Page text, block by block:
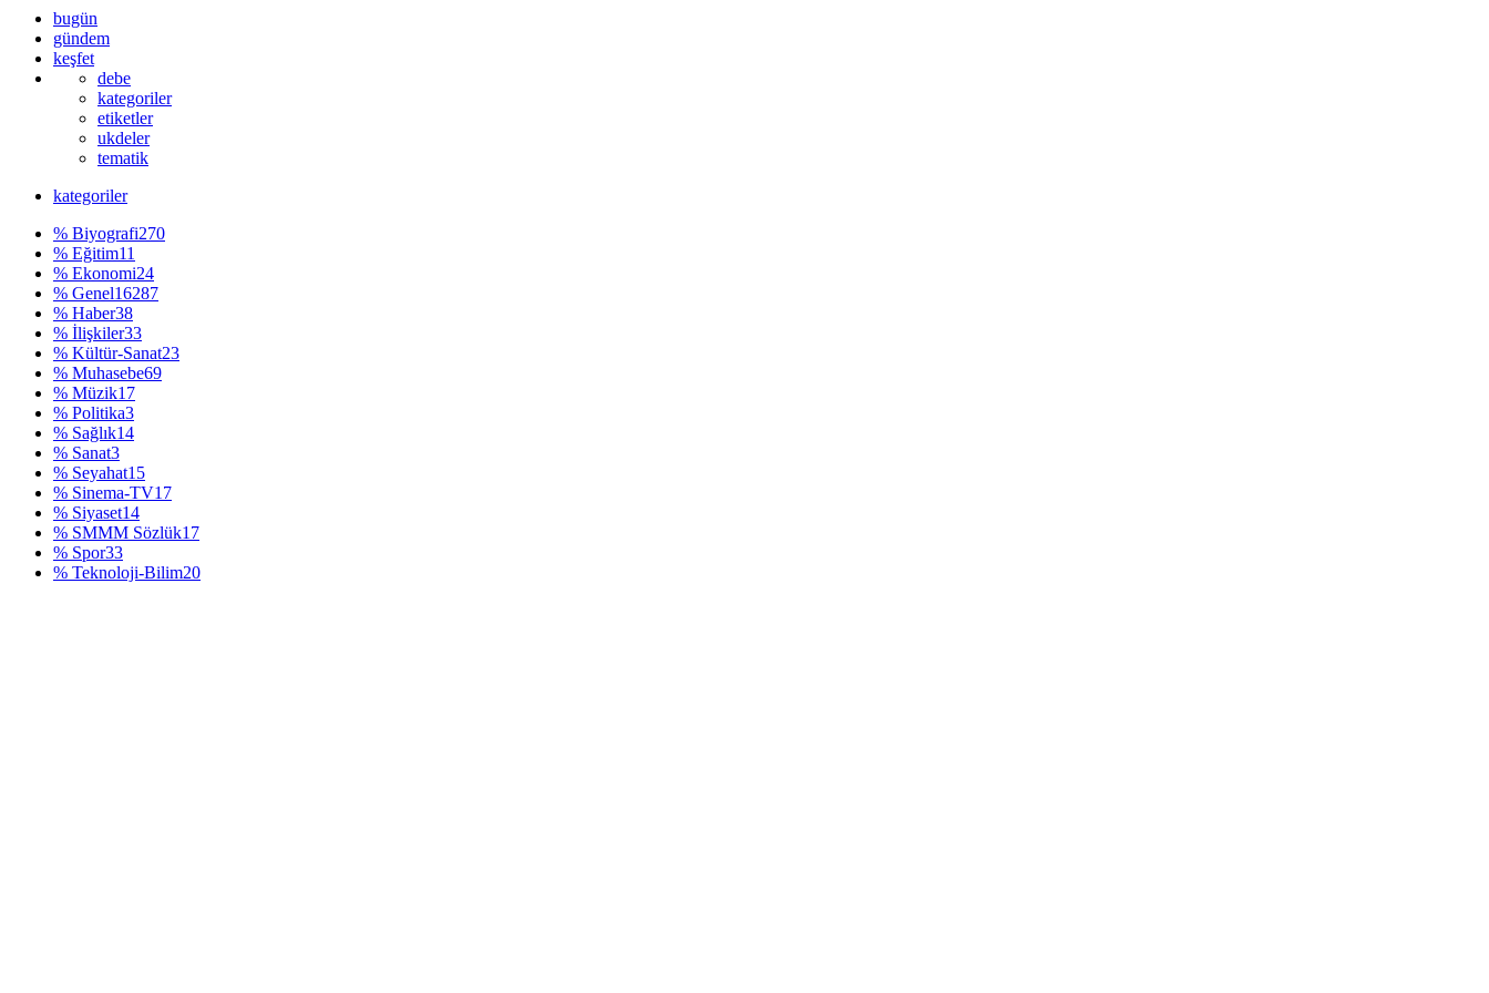
bugün
gündem
keşfet
debe
kategoriler
etiketler
ukdeler
tematik
kategoriler
% Biyografi270
% Eğitim11
% Ekonomi24
% Genel16287
% Haber38
% İlişkiler33
% Kültür-Sanat23
% Muhasebe69
% Müzik17
% Politika3
% Sağlık14
% Sanat3
% Seyahat15
% Sinema-TV17
% Siyaset14
% SMMM Sözlük17
% Spor33
% Teknoloji-Bilim20